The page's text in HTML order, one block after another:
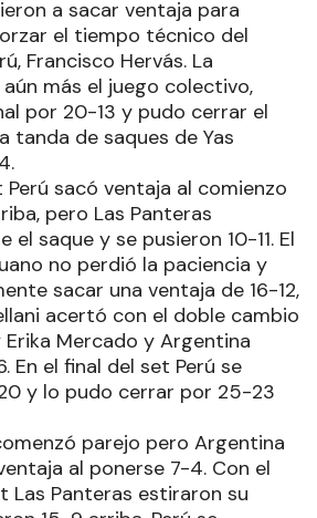
a sacar ventaja para
el tiempo técnico del
Francisco Hervás. La
más el juego colectivo,
por 20-13 y pudo cerrar el
tanda de saques de Yas
Perú sacó ventaja al comienzo
pero Las Panteras
el saque y se pusieron 10-11. El
no perdió la paciencia y
sacar una ventaja de 16-12,
acertó con el doble cambio
Mercado y Argentina
En el final del set Perú se
y lo pudo cerrar por 25-23
parejo pero Argentina
al ponerse 7-4. Con el
Las Panteras estiraron su